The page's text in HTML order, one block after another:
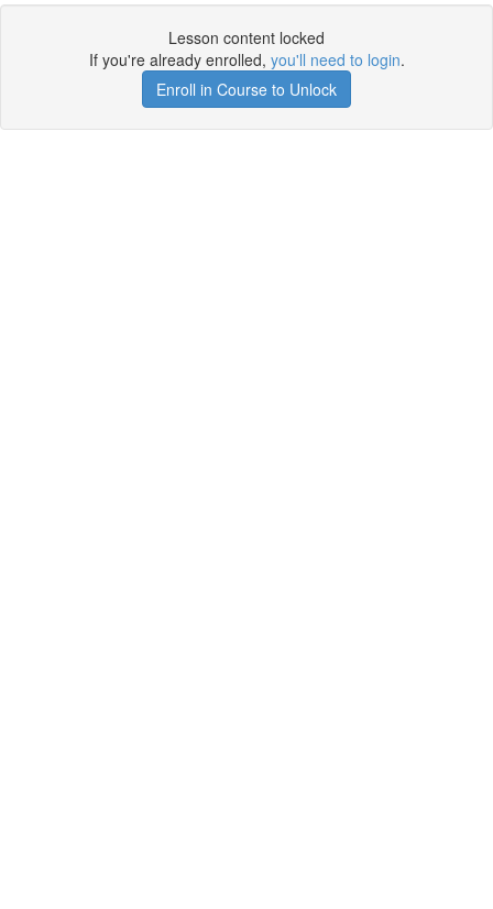
Lesson content locked
If you're already enrolled, you'll need to login.
Enroll in Course to Unlock